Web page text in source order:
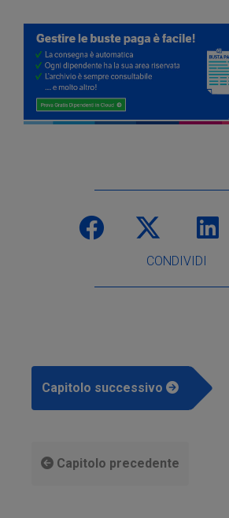
CONDIVIDI
Capitolo successivo
Capitolo precedente